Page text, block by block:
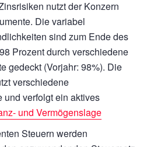
nutzt der Konzern
Die variabel
sind zum Ende des
Prozent durch verschiedene
gedeckt (Vorjahr: 98%). Die
verschiedene
und verfolgt ein aktives
und Vermögenslage
Steuern werden